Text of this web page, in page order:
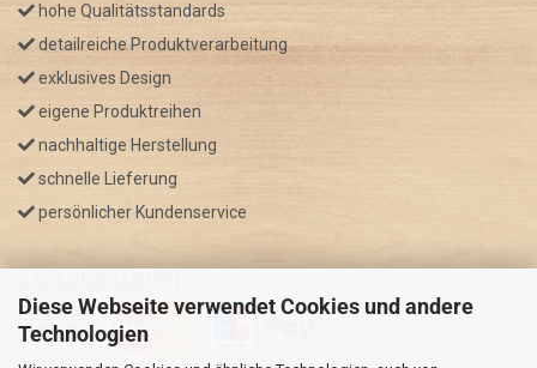
Diese Webseite verwendet Cookies und andere
Technologien
hohe Qualitätsstandards
detailreiche Produktverarbeitung
exklusives Design
eigene Produktreihen
nachhaltige Herstellung
schnelle Lieferung
persönlicher Kundenservice